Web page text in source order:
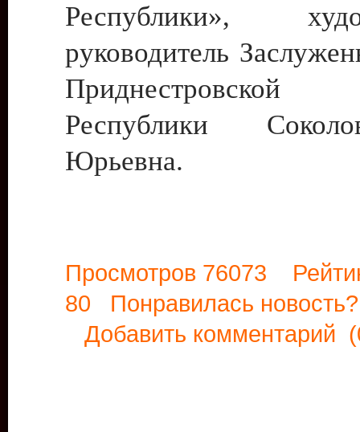
Республики»,
руководитель
Приднестровской
Республики
Юрьевна.
Просмотров 76073
80 Понравилась
Добавить комментарий